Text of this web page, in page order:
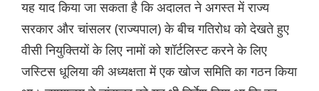
यह याद किया जा सकता है कि अदालत ने अगस्त में राज्य
सरकार और चांसलर (राज्यपाल) के बीच गतिरोध को देखते हुए
वीसी नियुक्तियों के लिए नामों को शॉर्टलिस्ट करने के लिए
जस्टिस धूलिया की अध्यक्षता में एक खोज समिति का गठन किया